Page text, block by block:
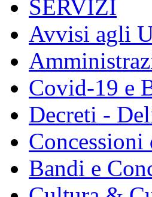
SERVIZI
Avvisi agli
Covid-19 e
Decreti -
Concessioni
Bandi e